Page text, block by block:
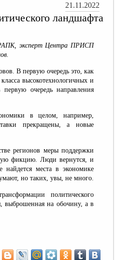
21.11.2022
ландшафта
РАПК, эксперт Центра ПРИСП
В первую очередь это, как
высокотехнологичных и
очередь направления
в целом, например,
прекращены, а новые
регионов меры поддержки
фикцию. Люди вернутся, и
места в экономике
но таких, увы, не много.
политического
выброшенная на обочину, а в